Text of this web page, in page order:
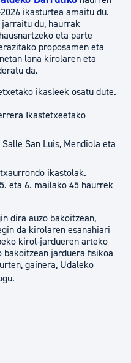
ikasturtea amaitu du.
du, haurrak
eta parte
proposamen eta
lana kirolaren eta
da.
ikasleek osatu dute.
Ikastetxeetako
Salle San Luis, Mendiola eta
ikastolak.
eta 6. mailako 45 haurrek
dira auzo bakoitzean,
da kirolaren esanahiari
kirol-jardueren arteko
bakoitzean jarduera fisikoa
gainera, Udaleko